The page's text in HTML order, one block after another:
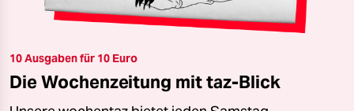
10 Ausgaben für 10 Euro
Die Wochenzeitung mit taz-Blick